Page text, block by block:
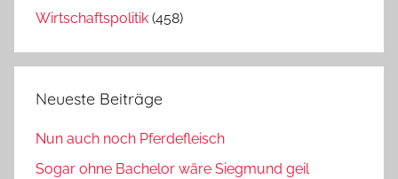
Wirtschaftspolitik (458)
Neueste Beiträge
Nun auch noch Pferdefleisch
Sogar ohne Bachelor wäre Siegmund geil